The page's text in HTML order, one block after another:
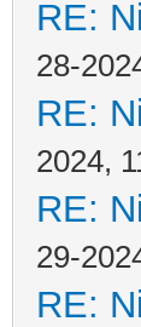
RE:
28-
RE:
2024,
RE:
29-
RE: